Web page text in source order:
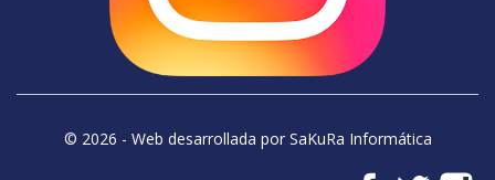
© 2026 - Web desarrollada por SaKuRa Informática